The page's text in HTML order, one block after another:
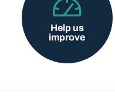
Help us
improve